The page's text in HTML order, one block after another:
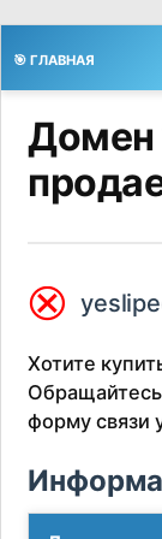
🎯 ГЛАВНАЯ
Домен
⮿
Хотите
форму связи